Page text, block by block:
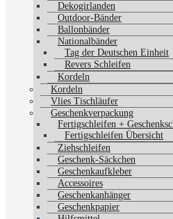
Dekogirlanden
Outdoor-Bänder
Ballonbänder
Nationalbänder
Tag der Deutschen Einheit
Revers Schleifen
Kordeln
Kordeln
Vlies Tischläufer
Geschenkverpackung
Fertigschleifen +
Fertigschleifen Übersicht
Ziehschleifen
Geschenk-Säckchen
Geschenkaufkleber
Accessoires
Geschenkanhänger
Geschenkpapier